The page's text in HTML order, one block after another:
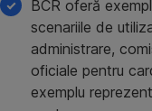
BCR oferă
scenariile de
administrare,
oficiale pentru
exemplu